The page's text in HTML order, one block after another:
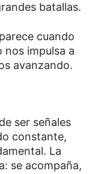
batallas.
cuando
nos impulsa a
avanzando.
ser señales
constante,
La
se acompaña,